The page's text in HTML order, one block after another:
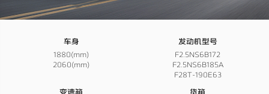
车身
1880(mm)
2060(mm)
发动机型号
F2.5NS6B172
F2.5NS6B185A
F28T-190E63
变速箱
货箱